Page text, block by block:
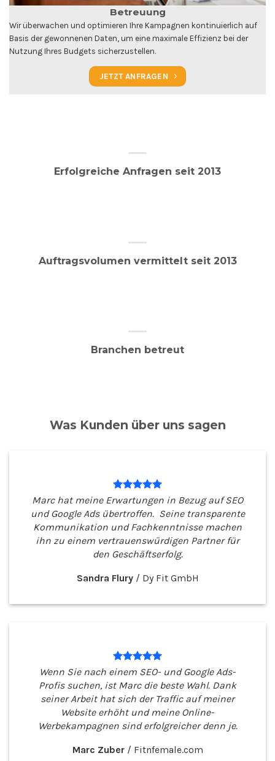
Betreuung
Wir überwachen und optimieren Ihre Kampagnen kontinuierlich auf
Basis der gewonnenen Daten, um eine maximale Effizienz bei der
Nutzung Ihres Budgets sicherzustellen.
JETZT ANFRAGEN
Erfolgreiche Anfragen seit 2013
Auftragsvolumen vermittelt seit 2013
Branchen betreut
Was Kunden über uns sagen
Marc hat meine Erwartungen in Bezug auf SEO
und Google Ads übertroffen. Seine transparente
Kommunikation und Fachkenntnisse machen
ihn zu einem vertrauenswürdigen Partner für
den Geschäftserfolg.
Sandra Flury / Dy Fit GmbH
Wenn Sie nach einem SEO- und Google Ads-
Profis suchen, ist Marc die beste Wahl. Dank
seiner Arbeit hat sich der Traffic auf meiner
Website erhöht und meine Online-
Werbekampagnen sind erfolgreicher denn je.
Marc Zuber / Fitnfemale.com